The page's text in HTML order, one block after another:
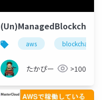
lambda line
(Un)ManagedBlockchain
aws blockchain
たかぴー >100